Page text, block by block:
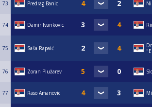
73 Predrag Banic
74 Damir Ivankovic
75 Saša Rapaić
76 Zoran Plužarev
77 Raso Amanovic